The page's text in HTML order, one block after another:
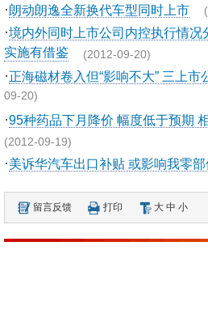
·朗动朗逸全新换代车型同时上市
·境内外同时上市公司内控执行情
实施有借鉴 (2012-09-20)
·正海磁材卷入但“影响不大” 三上
09-20)
·95种药品下月降价 幅度低于预期
(2012-09-19)
·美诉华汽车出口补贴 或影响我零
留言反馈 打印 大 中 小